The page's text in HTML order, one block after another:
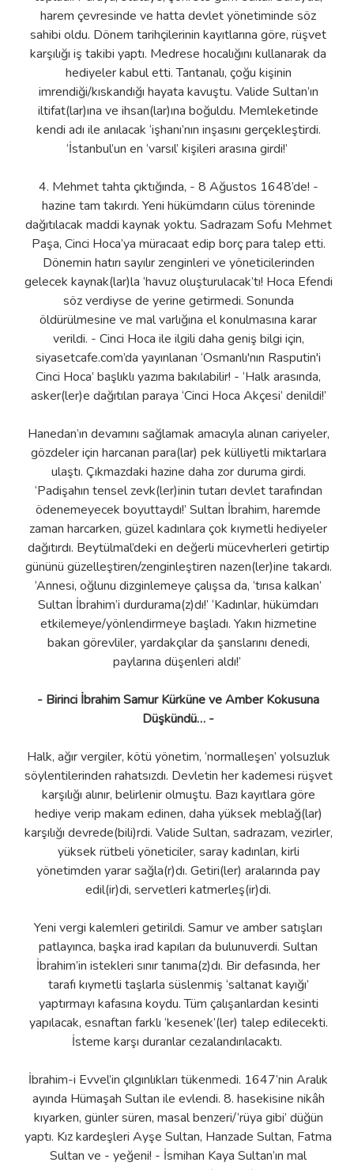
harem çevresinde ve hatta devlet yönetiminde söz
sahibi oldu. Dönem tarihçilerinin kayıtlarına göre, rüşvet
karşılığı iş takibi yaptı. Medrese hocalığını kullanarak da
hediyeler kabul etti. Tantanalı, çoğu kişinin
imrendiği/kıskandığı hayata kavuştu. Valide Sultan’ın
iltifat(lar)ına ve ihsan(lar)ına boğuldu. Memleketinde
kendi adı ile anılacak ‘işhanı’nın inşasını gerçekleştirdi.
‘İstanbul’un en ‘varsıl’ kişileri arasına girdi!’
4. Mehmet tahta çıktığında, - 8 Ağustos 1648’de! -
hazine tam takırdı. Yeni hükümdarın cülus töreninde
dağıtılacak maddi kaynak yoktu. Sadrazam Sofu Mehmet
Paşa, Cinci Hoca’ya müracaat edip borç para talep etti.
Dönemin hatırı sayılır zenginleri ve yöneticilerinden
gelecek kaynak(lar)la ‘havuz oluşturulacak’tı! Hoca Efendi
söz verdiyse de yerine getirmedi. Sonunda
öldürülmesine ve mal varlığına el konulmasına karar
verildi. - Cinci Hoca ile ilgili daha geniş bilgi için,
siyasetcafe.com’da yayınlanan ‘Osmanlı'nın Rasputin'i
Cinci Hoca’ başlıklı yazıma bakılabilir! - ‘Halk arasında,
asker(ler)e dağıtılan paraya ‘Cinci Hoca Akçesi’ denildi!’
Hanedan’ın devamını sağlamak amacıyla alınan cariyeler,
gözdeler için harcanan para(lar) pek külliyetli miktarlara
ulaştı. Çıkmazdaki hazine daha zor duruma girdi.
‘Padişahın tensel zevk(ler)inin tutarı devlet tarafından
ödenemeyecek boyuttaydı!’ Sultan İbrahim, haremde
zaman harcarken, güzel kadınlara çok kıymetli hediyeler
dağıtırdı. Beytülmal’deki en değerli mücevherleri getirtip
gününü güzelleştiren/zenginleştiren nazen(ler)ine takardı.
‘Annesi, oğlunu dizginlemeye çalışsa da, ‘tırısa kalkan’
Sultan İbrahim’i durdurama(z)dı!’ ‘Kadınlar, hükümdarı
etkilemeye/yönlendirmeye başladı. Yakın hizmetine
bakan görevliler, yardakçılar da şanslarını denedi,
paylarına düşenleri aldı!’
- Birinci İbrahim Samur Kürküne ve Amber Kokusuna
Düşkündü… -
Halk, ağır vergiler, kötü yönetim, ‘normalleşen’ yolsuzluk
söylentilerinden rahatsızdı. Devletin her kademesi rüşvet
karşılığı alınır, belirlenir olmuştu. Bazı kayıtlara göre
hediye verip makam edinen, daha yüksek meblağ(lar)
karşılığı devrede(bili)rdi. Valide Sultan, sadrazam, vezirler,
yüksek rütbeli yöneticiler, saray kadınları, kirli
yönetimden yarar sağla(r)dı. Getiri(ler) aralarında pay
edil(ir)di, servetleri katmerleş(ir)di.
Yeni vergi kalemleri getirildi. Samur ve amber satışları
patlayınca, başka irad kapıları da bulunuverdi. Sultan
İbrahim’in istekleri sınır tanıma(z)dı. Bir defasında, her
tarafı kıymetli taşlarla süslenmiş ‘saltanat kayığı’
yaptırmayı kafasına koydu. Tüm çalışanlardan kesinti
yapılacak, esnaftan farklı ‘kesenek’(ler) talep edilecekti.
İsteme karşı duranlar cezalandırılacaktı.
İbrahim-i Evvel’in çılgınlıkları tükenmedi. 1647’nin Aralık
ayında Hümaşah Sultan ile evlendi. 8. hasekisine nikâh
kıyarken, günler süren, masal benzeri/‘rüya gibi’ düğün
yaptı. Kız kardeşleri Ayşe Sultan, Hanzade Sultan, Fatma
Sultan ve - yeğeni! - İsmihan Kaya Sultan’ın mal